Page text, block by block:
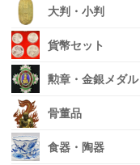
大判・小判
貨幣セット
勲章・金銀メダル
骨董品
食器・陶器